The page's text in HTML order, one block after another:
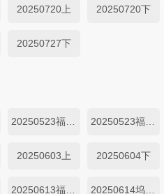
20250720上 20250720下
20250727下
20250603上 20250604下